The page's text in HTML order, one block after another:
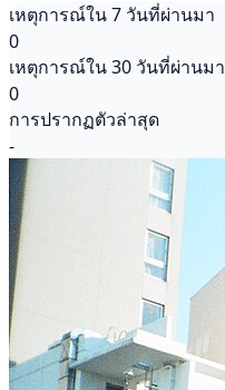
เหตุการณ์ใน 7 วันที่ผ่านมา
0
เหตุการณ์ใน 30 วันที่ผ่านมา
0
การปรากฏตัวล่าสุด
-